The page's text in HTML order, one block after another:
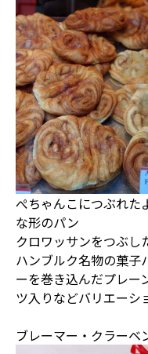
ぺちゃんこにつぶれた
な形のパン
クロワッサンをつぶし
ハンブルク名物の菓子
ーを巻き込んだプレー
ツ入りなどバリエーシ
ブレーマー・クラー